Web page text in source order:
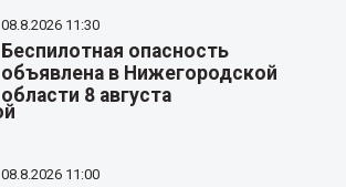
08.8.2026 11:30
Беспилотная опасность
объявлена в Нижегородской
области 8 августа
08.8.2026 11:00